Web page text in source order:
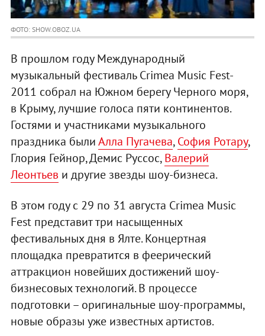
ФОТО: SHOW.OBOZ.UA
В прошлом году Международный
музыкальный фестиваль Crimea Music Fest-
2011 собрал на Южном берегу Черного моря,
в Крыму, лучшие голоса пяти континентов.
Гостями и участниками музыкального
праздника былиАлла Пугачева,София Ротару,
Глория Гейнор, Демис Руссос,Валерий
Леонтьев и другие звезды шоу-бизнеса.
В этом году с 29 по 31 августа Crimea Music
Fest представит три насыщенных
фестивальных дня в Ялте. Концертная
площадка превратится в феерический
аттракцион новейших достижений шоу-
бизнесовых технологий. В процессе
подготовки – оригинальные шоу-программы,
новые образы уже известных артистов.